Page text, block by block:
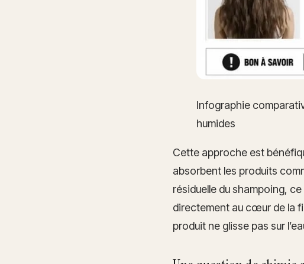
Infographie
humides
Cette approche est
absorbent les produits
résiduelle du shampoing,
directement au cœur de la
produit ne glisse pas sur